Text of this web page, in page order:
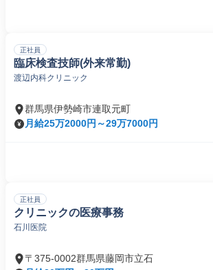
正社員
臨床検査技師(外来常勤)
渡辺内科クリニック
群馬県伊勢崎市連取元町
月給25万2000円～29万7000円
正社員
クリニックの医療事務
石川医院
〒375-0002群馬県藤岡市立石